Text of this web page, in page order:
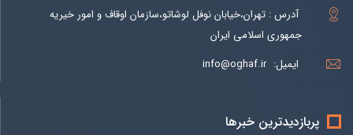
آدرس : تهران،خیابان نوفل لوشاتو،سازمان اوقاف و امور خیریه
جمهوری اسلامی ایران
ایمیل: info@oghaf.ir
پربازدیدترین خبرها